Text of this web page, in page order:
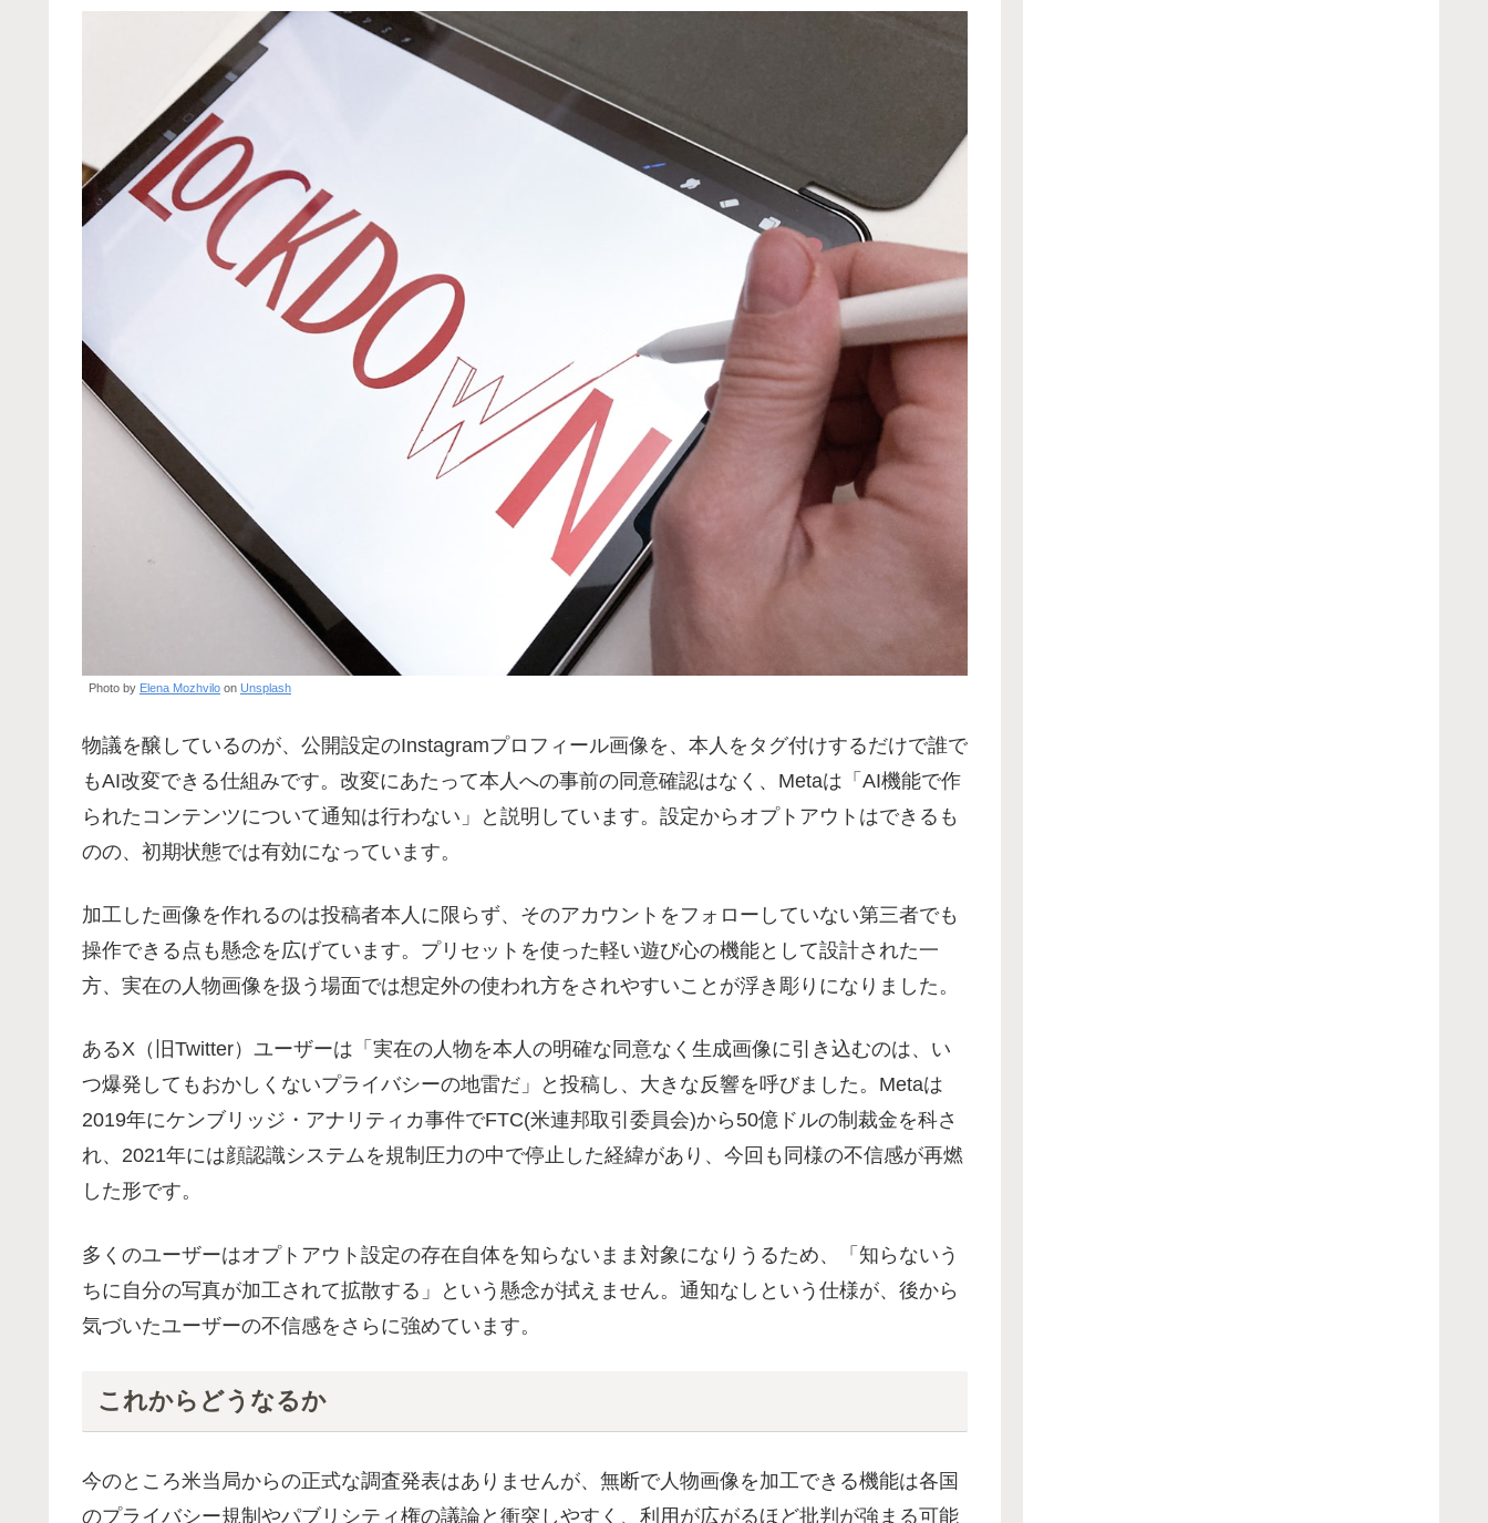
Photo by Elena Mozhvilo on Unsplash
物議を醸しているのが、公開設定のInstagramプロフィール画像を、本人をタグ付けするだけで誰で
もAI改変できる仕組みです。改変にあたって本人への事前の同意確認はなく、Metaは「AI機能で作
られたコンテンツについて通知は行わない」と説明しています。設定からオプトアウトはできるも
のの、初期状態では有効になっています。
加工した画像を作れるのは投稿者本人に限らず、そのアカウントをフォローしていない第三者でも
操作できる点も懸念を広げています。プリセットを使った軽い遊び心の機能として設計された一
方、実在の人物画像を扱う場面では想定外の使われ方をされやすいことが浮き彫りになりました。
あるX（旧Twitter）ユーザーは「実在の人物を本人の明確な同意なく生成画像に引き込むのは、い
つ爆発してもおかしくないプライバシーの地雷だ」と投稿し、大きな反響を呼びました。Metaは
2019年にケンブリッジ・アナリティカ事件でFTC(米連邦取引委員会)から50億ドルの制裁金を科さ
れ、2021年には顔認識システムを規制圧力の中で停止した経緯があり、今回も同様の不信感が再燃
した形です。
多くのユーザーはオプトアウト設定の存在自体を知らないまま対象になりうるため、「知らないう
ちに自分の写真が加工されて拡散する」という懸念が拭えません。通知なしという仕様が、後から
気づいたユーザーの不信感をさらに強めています。
これからどうなるか
今のところ米当局からの正式な調査発表はありませんが、無断で人物画像を加工できる機能は各国
のプライバシー規制やパブリシティ権の議論と衝突しやすく、利用が広がるほど批判が強まる可能